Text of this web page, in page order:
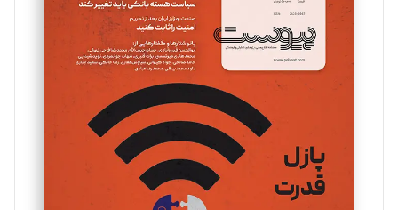
تحریریه
مینا پاکدل
یسنا امان‌پور
تحریریه